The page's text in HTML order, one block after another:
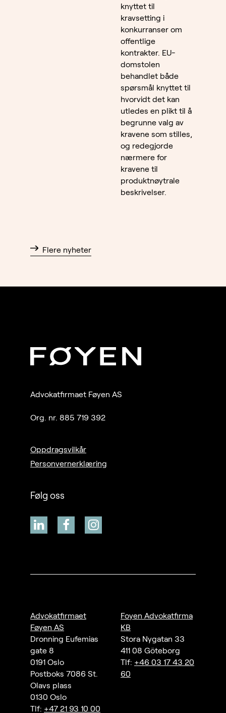
knyttet til
kravsetting i
konkurranser om
offentlige
kontrakter. EU-
domstolen
behandlet både
spørsmål knyttet til
hvorvidt det kan
utledes en plikt til å
begrunne valg av
kravene som stilles,
og redegjorde
nærmere for
kravene til
produktnøytrale
beskrivelser.
Flere nyheter
Advokatfirmaet Føyen AS
Org. nr. 885 719 392
Oppdragsvilkår
Personvernerklæring
Følg oss
Advokatfirmaet
Føyen AS
Dronning Eufemias
gate 8
0191 Oslo
Postboks 7086 St.
Olavs plass
0130 Oslo
Tlf: +47 21 93 10 00
Foyen Advokatfirma
KB
Stora Nygatan 33
411 08 Göteborg
Tlf: +46 03 17 43 20
60